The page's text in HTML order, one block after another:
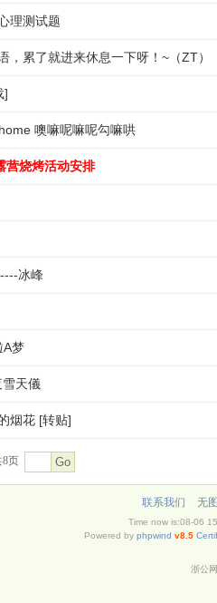
理测试题
，累了就进来休息一下呀！~（ZT）
]
噢嘛呢嘛呢勾嘛哄
营烧烤活动安排
冰峰
A梦
天儀
烟花 [转贴]
8页 Go
联系我们 无
Time now is:08-06
Powered by phpwind v8.5
浙公